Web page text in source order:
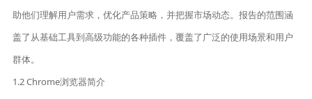
助他们理解用户需求，优化产品策略，并把握市场动态。报告的范围涵
盖了从基础工具到高级功能的各种插件，覆盖了广泛的使用场景和用户
群体。
1.2 Chrome浏览器简介